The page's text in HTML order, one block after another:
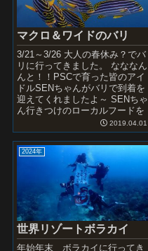
マクロ＆ワイドのバリ
3/21～3/26 大人の春休み？でバ
リに行ってきました。 なななん
んと！！PSCで育った皆のアイ
ドルSENちゃんがバリで到着を
迎えてくれましたよ～ SENちゃ
ん行きつけのローカルフードを
ご案内していただきました。 残
念ながら、...
2019.04.01
2024年
世界リゾートボラカイ
年始年末 ボラカイに行ってき